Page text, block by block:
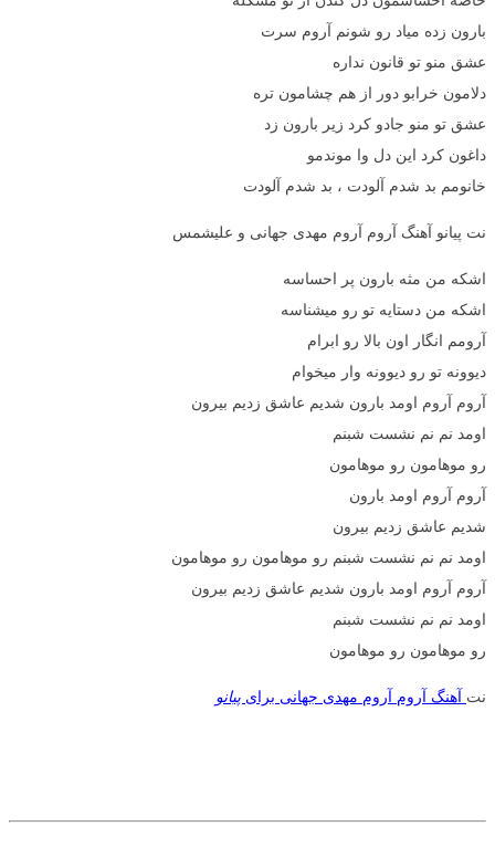
بارون زده میاد رو شونم آروم سرت
عشق منو تو قانون نداره
دلامون خرابو دور از هم چشامون تره
عشق تو منو جادو کرد زیر بارون زد
داغون کرد این دل وا موندمو
خانومم بد شدم آلودت ، بد شدم آلودت
نت پیانو آهنگ آروم آروم مهدی جهانی و علیشمس
اشکه من مثه بارون پر احساسه
اشکه من دستایه تو رو میشناسه
آرومم انگار اون بالا رو ابرام
دیوونه تو رو دیوونه وار میخوام
آروم آروم اومد بارون شدیم عاشق زدیم بیرون
اومد نم نم نشست شبنم
رو موهامون رو موهامون
آروم آروم اومد بارون
شدیم عاشق زدیم بیرون
اومد نم نم نشست شبنم رو موهامون رو موهامون
آروم آروم اومد بارون شدیم عاشق زدیم بیرون
اومد نم نم نشست شبنم
رو موهامون رو موهامون
نت آهنگ آروم آروم مهدی جهانی برای پیانو